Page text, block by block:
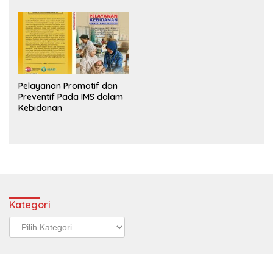
Pelayanan Promotif dan
Preventif Pada IMS dalam
Kebidanan
Kategori
Kategori